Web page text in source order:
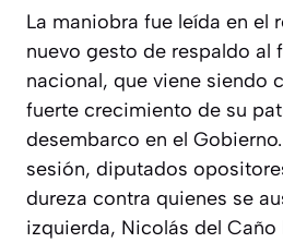
La maniobra fue leída en el
nuevo gesto de respaldo al
nacional, que viene siendo
fuerte crecimiento de su
desembarco en el
sesión, diputados
dureza contra quienes se
izquierda, Nicolás del Caño